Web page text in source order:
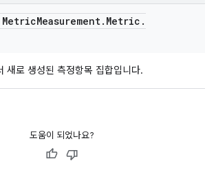
MetricMeasurement. Metric .
새로 생성된 측정항목 집합입니다.
도움이 되었나요?